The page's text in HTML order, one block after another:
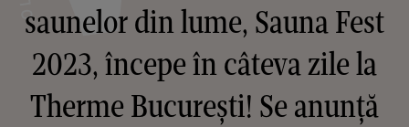
saunelor din lume, Sauna Fest
2023, începe în câteva zile la
Therme București! Se anunță